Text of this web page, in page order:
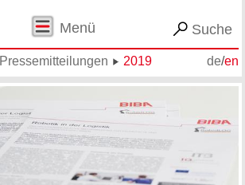
Menü Suche
de/en
Pressemitteilungen 2019